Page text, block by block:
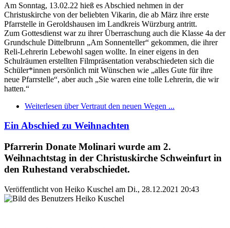
Am Sonntag, 13.02.22 hieß es Abschied nehmen in der
Christuskirche von der beliebten Vikarin, die ab März ihre erste
Pfarrstelle in Geroldshausen im Landkreis Würzburg antritt.
Zum Gottesdienst war zu ihrer Überraschung auch die Klasse 4a der
Grundschule Dittelbrunn „Am Sonnenteller“ gekommen, die ihrer
Reli-Lehrerin Lebewohl sagen wollte. In einer eigens in den
Schulräumen erstellten Filmpräsentation verabschiedeten sich die
Schüler*innen persönlich mit Wünschen wie „alles Gute für ihre
neue Pfarrstelle“, aber auch „Sie waren eine tolle Lehrerin, die wir
hatten.“
Weiterlesen über Vertraut den neuen Wegen ...
Ein Abschied zu Weihnachten
Pfarrerin Donate Molinari wurde am 2.
Weihnachtstag in der Christuskirche Schweinfurt in
den Ruhestand verabschiedet.
Veröffentlicht von Heiko Kuschel am Di., 28.12.2021 20:43